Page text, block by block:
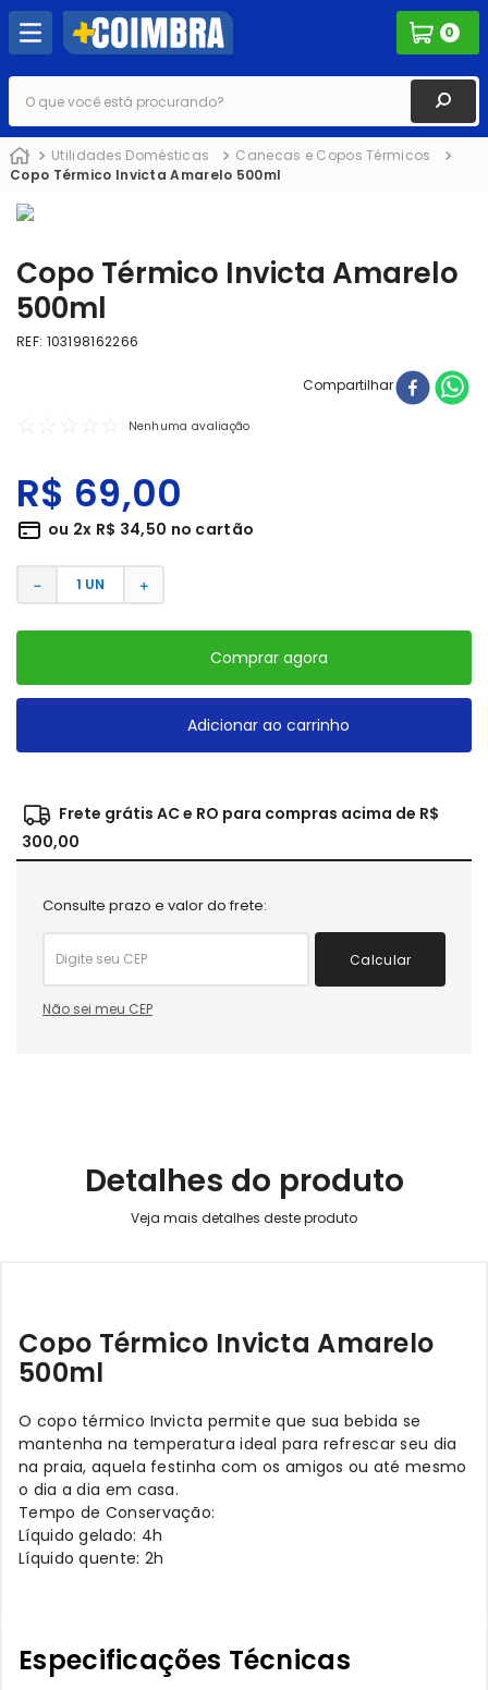
0
O que você está procurando?
Utilidades Domésticas
Canecas e Copos Térmicos
Copo Térmico Invicta Amarelo 500ml
Copo Térmico Invicta Amarelo
500ml
REF: 103198162266
Compartilhar
☆ ☆ ☆ ☆ ☆ Nenhuma avaliação
R$ 69,00
ou 2x R$ 34,50 no cartão
＋
－
Comprar agora
Adicionar ao carrinho
Frete grátis AC e RO para compras acima de R$
300,00
Consulte prazo e valor do frete:
Calcular
Não sei meu CEP
Detalhes do produto
Copo Térmico Invicta Amarelo
500ml
O copo térmico Invicta permite que sua bebida se
mantenha na temperatura ideal para refrescar seu dia
na praia, aquela festinha com os amigos ou até mesmo
o dia a dia em casa.
Tempo de Conservação:
Líquido gelado: 4h
Líquido quente: 2h
Especificações Técnicas